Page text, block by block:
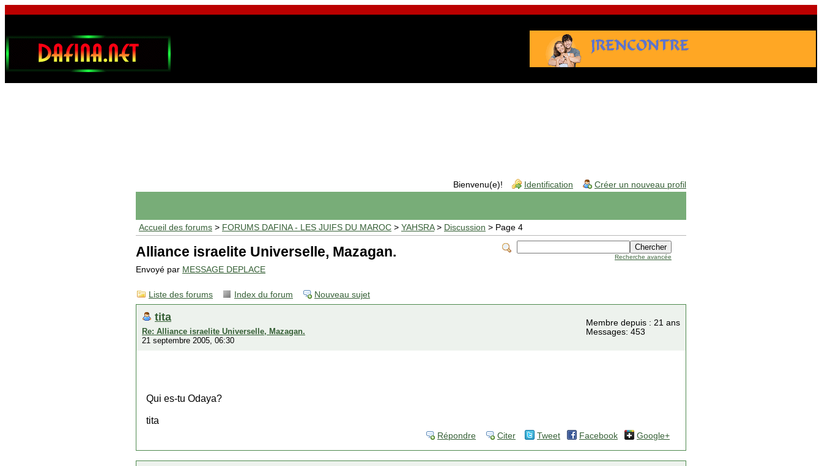
Bienvenu(e)! Identification Créer un nouveau profil
Accueil des forums > FORUMS DAFINA - LES JUIFS DU MAROC > YAHSRA> Discussion > Page 4
Recherche avancée
Alliance israelite Universelle, Mazagan.
Envoyé par MESSAGE DEPLACE
Liste des forums Index du forum Nouveau sujet
tita
Re: Alliance israelite Universelle, Mazagan.
21 septembre 2005, 06:30
Membre depuis : 21 ans
Messages: 453
Qui es-tu Odaya?
tita
Répondre Citer Tweet Facebook Google+